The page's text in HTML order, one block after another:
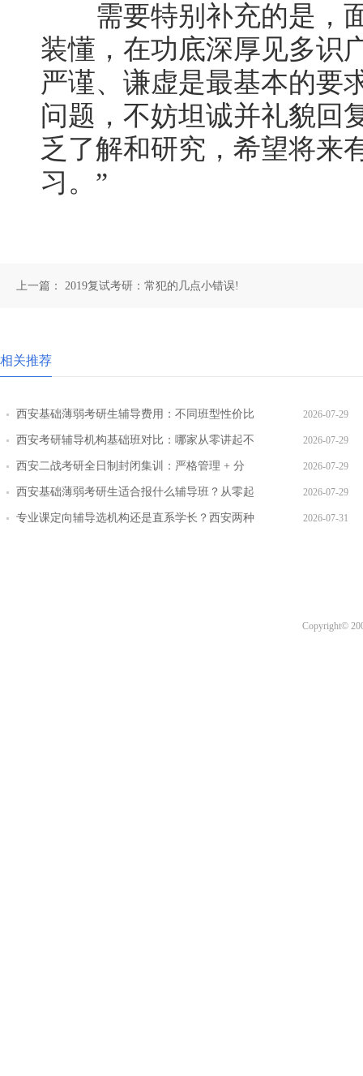
需要特别补充的是，面
装懂，在功底深厚见多识
严谨、谦虚是最基本的要
问题，不妨坦诚并礼貌回
乏了解和研究，希望将来
习。”
上一篇： 2019复试考研：常犯的几点小错误!
相关推荐
西安基础薄弱考研生辅导费用：不同班型性价比
对比
2026-07-29
西安考研辅导机构基础班对比：哪家从零讲起不
跳步骤
2026-07-29
西安二战考研全日制封闭集训：严格管理 + 分
层教学效果实测
2026-07-29
西安基础薄弱考研生适合报什么辅导班？从零起
步班型推荐
2026-07-29
专业课定向辅导选机构还是直系学长？西安两种 2026-07-31
Copyright©